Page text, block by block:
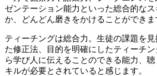
ゼンテーション能力といった総合的な
か、どんどん磨きをかけることができま
ティーチングは総合力。生徒の課題を
た修正法、目的を明確にしたティーチ
ら学び人に伝えることのできる能力、
キルが必要とされていると感じます。